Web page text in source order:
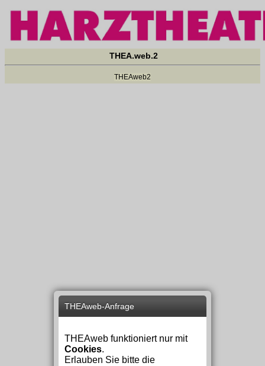
THEA.web.2
THEAweb2
THEAweb-Anfrage
THEAweb funktioniert nur mit
Cookies.
Erlauben Sie bitte die